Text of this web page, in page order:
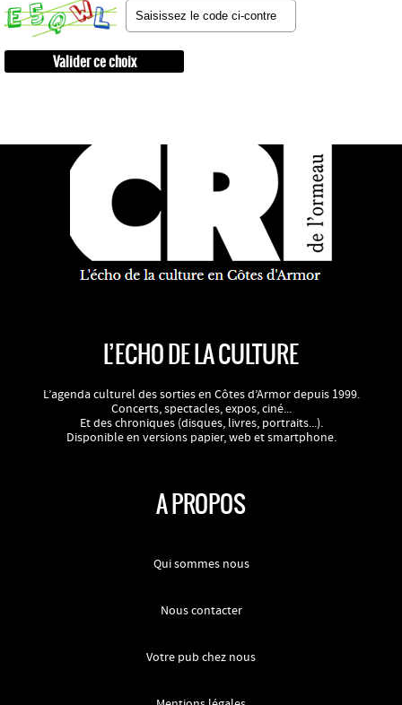
L’ECHO DE LA CULTURE
L’agenda culturel des sorties en Côtes d’Armor depuis 1999.
Concerts, spectacles, expos, ciné...
Et des chroniques (disques, livres, portraits...).
Disponible en versions papier, web et smartphone.
A PROPOS
Qui sommes nous
Nous contacter
Votre pub chez nous